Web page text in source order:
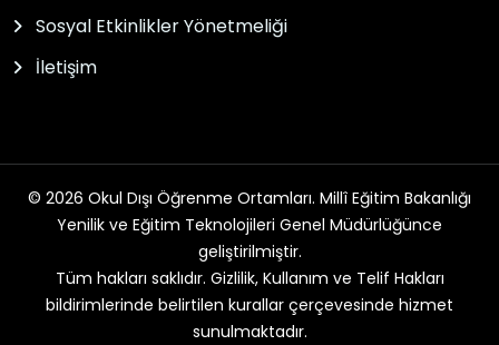
Sosyal Etkinlikler Yönetmeliği
İletişim
© 2026 Okul Dışı Öğrenme Ortamları. Millî Eğitim Bakanlığı
Yenilik ve Eğitim Teknolojileri Genel Müdürlüğünce
geliştirilmiştir.
Tüm hakları saklıdır. Gizlilik, Kullanım ve Telif Hakları
bildirimlerinde belirtilen kurallar çerçevesinde hizmet
sunulmaktadır.